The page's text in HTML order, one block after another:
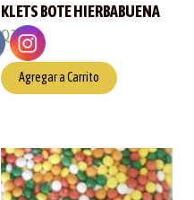
KLETS BOTE HIERBABUENA
Q25.00
Agregar a Carrito